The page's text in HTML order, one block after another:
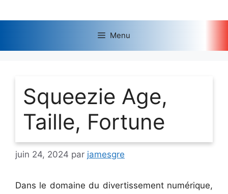
au
Menu
Squeezie Age,
Taille, Fortune
juin 24, 2024 par jamesgre
Dans le domaine du divertissement numérique,